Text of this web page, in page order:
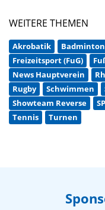
WEITERE THEMEN
Akrobatik Badminton
Freizeitsport (FuG)
News Hauptverein
Rugby
Schwimmen
Showteam Reverse
Tennis
Turnen